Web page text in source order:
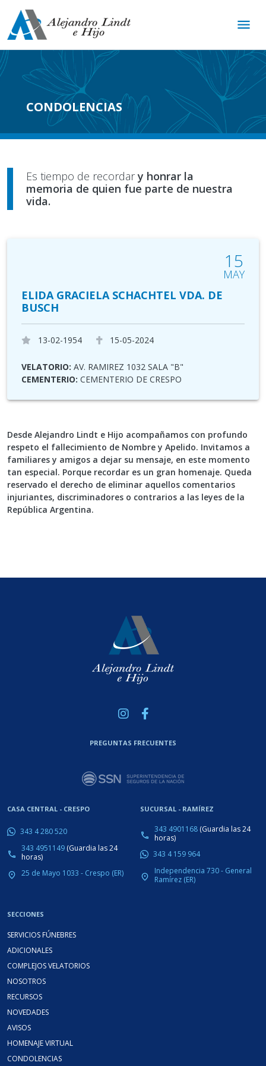
menu
CONDOLENCIAS
Es tiempo de recordary honrar la
memoria de quien fue parte de nuestra
vida.
ELIDA GRACIELA SCHACHTEL VDA. DE
BUSCH
13-02-1954 15-05-2024
15
MAY
VELATORIO: AV. RAMIREZ 1032 SALA "B"
CEMENTERIO: CEMENTERIO DE CRESPO
Desde Alejandro Lindt e Hijo acompañamos con profundo
respeto el fallecimiento de Nombre y Apelido. Invitamos a
familiares y amigos a dejar su mensaje, en este momento
tan especial. Porque recordar es un gran homenaje. Queda
reservado el derecho de eliminar aquellos comentarios
injuriantes, discriminadores o contrarios a las leyes de la
República Argentina.
PREGUNTAS FRECUENTES
CASA CENTRAL - CRESPO
343 4 280 520
phone
343 4951149 (Guardia las 24
horas)
place 25 de Mayo 1033 - Crespo (ER)
SUCURSAL - RAMÍREZ
phone
343 4901168 (Guardia las 24
horas)
343 4 159 964
place
Independencia 730 - General
Ramírez (ER)
SECCIONES
SERVICIOS FÚNEBRES
ADICIONALES
COMPLEJOS VELATORIOS
NOSOTROS
RECURSOS
NOVEDADES
AVISOS
HOMENAJE VIRTUAL
CONDOLENCIAS